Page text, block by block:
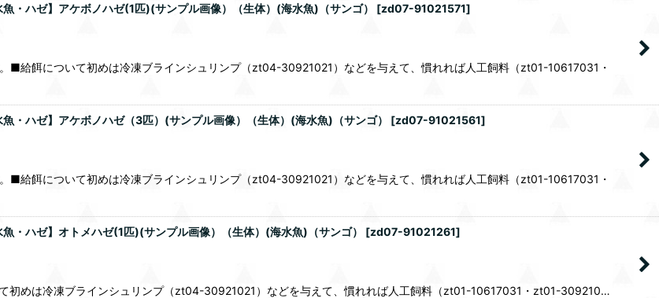
・ハゼ】アケボノハゼ(1匹)(サンプル画像）（生体）(海水魚)（サンゴ） [zd07-91021571]
■給餌について初めは冷凍ブラインシュリンプ（zt04-30921021）などを与えて、慣れれば人工飼料（zt01-10617031・
・ハゼ】アケボノハゼ（3匹）(サンプル画像）（生体）(海水魚)（サンゴ） [zd07-91021561]
■給餌について初めは冷凍ブラインシュリンプ（zt04-30921021）などを与えて、慣れれば人工飼料（zt01-10617031・
・ハゼ】オトメハゼ(1匹)(サンプル画像）（生体）(海水魚)（サンゴ） [zd07-91021261]
初めは冷凍ブラインシュリンプ（zt04-30921021）などを与えて、慣れれば人工飼料（zt01-10617031・zt01-309210…